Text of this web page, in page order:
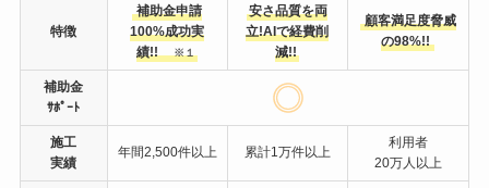
特徴
補助金申請
100%成功実
績!!
※１
安さ品質を両
立!AIで経費削
減!!
顧客満足度脅威
の98%!!
補助金
ｻﾎﾟｰﾄ
施工
実績
年間2,500件以上 累計1万件以上
利用者
20万人以上